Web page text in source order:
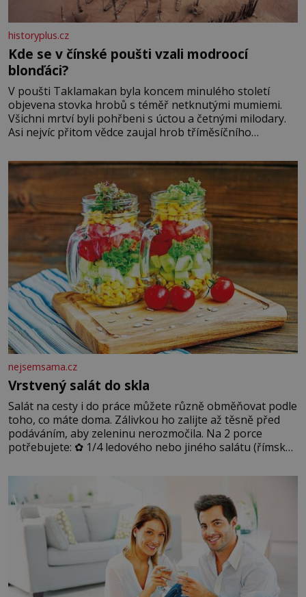
historyplus.cz
Kde se v čínské poušti vzali modroocí
blonďáci?
V poušti Taklamakan byla koncem minulého století
objevena stovka hrobů s téměř netknutými mumiemi.
Všichni mrtví byli pohřbeni s úctou a četnými milodary.
Asi nejvíc přitom vědce zaujal hrob tříměsíčního
blonďaté vlásky. Fakt, že jsou těla dávných lidí nesmírně
dobře zachovalá, přičítají odborníci zdejším klimatickým
podmínkám. Sucho, prosolené písky a extrémně
nejsemsama.cz
Vrstvený salát do skla
Salát na cesty i do práce můžete různě obměňovat podle
toho, co máte doma. Zálivkou ho zalijte až těsně před
podáváním, aby zeleninu nerozmočila. Na 2 porce
potřebujete: ✿ 1/4 ledového nebo jiného salátu (římský
okurky ✿ 2 rajčata Zálivka: ✿ 4 lžíce olivového oleje ✿ 1
lžíci citronové šťávy ✿ ½ stroužku